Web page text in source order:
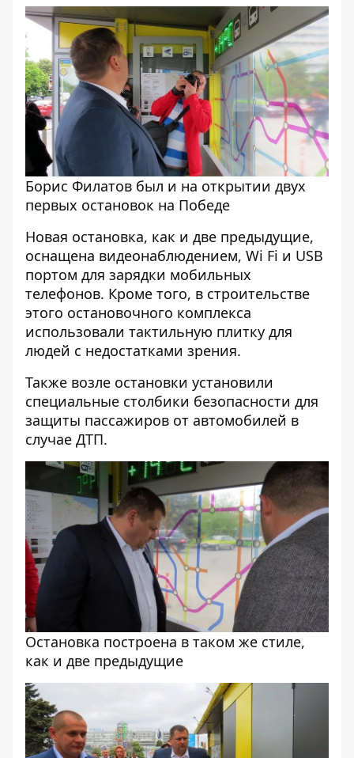
Борис Филатов был и на открытии двух
первых остановок на Победе
Новая остановка, как и две предыдущие,
оснащена видеонаблюдением, Wi Fi и USB
портом для зарядки мобильных
телефонов. Кроме того, в строительстве
этого остановочного комплекса
использовали тактильную плитку для
людей с недостатками зрения.
Также возле остановки установили
специальные столбики безопасности для
защиты пассажиров от автомобилей в
случае ДТП.
Остановка построена в таком же стиле,
как и две предыдущие